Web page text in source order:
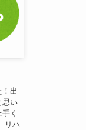
出
思い
く
リハ